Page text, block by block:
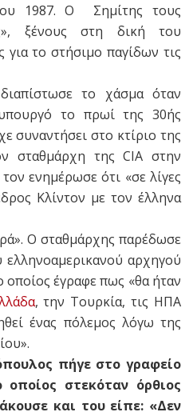
1987. Ο Σημίτης τους
ξένους στη δική του
το στήσιμο παγίδων τις
το χάσμα όταν
το πρωί της 30ής
συναντήσει στο κτίριο της
σταθμάρχη της CIA στην
ενημέρωσε ότι «σε λίγες
Κλίντον με τον έλληνα
Ο σταθμάρχης παρέδωσε
ελληνοαμερικανού αρχηγού
οποίος έγραφε πως «θα ήταν
, την Τουρκία, τις ΗΠΑ
ένας πόλεμος λόγω της
πήγε στο γραφείο
στεκόταν όρθιος
και του είπε: «Δεν